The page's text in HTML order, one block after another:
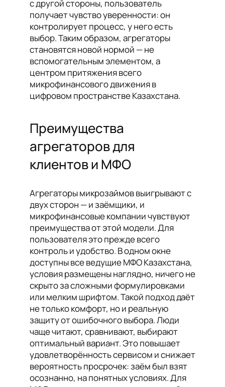
с другой стороны, пользователь
получает чувство уверенности: он
контролирует процесс, у него есть
выбор. Таким образом, агрегаторы
становятся новой нормой — не
вспомогательным элементом, а
центром притяжения всего
микрофинансового движения в
цифровом пространстве Казахстана.
Преимущества
агрегаторов для
клиентов и МФО
Агрегаторы микрозаймов выигрывают с
двух сторон — и заёмщики, и
микрофинансовые компании чувствуют
преимущества от этой модели. Для
пользователя это прежде всего
контроль и удобство. В одном окне
доступны все ведущие МФО Казахстана,
условия размещены наглядно, ничего не
скрыто за сложными формулировками
или мелким шрифтом. Такой подход даёт
не только комфорт, но и реальную
защиту от ошибочного выбора. Люди
чаще читают, сравнивают, выбирают
оптимальный вариант. Это повышает
удовлетворённость сервисом и снижает
вероятность просрочек: заём был взят
осознанно, на понятных условиях. Для